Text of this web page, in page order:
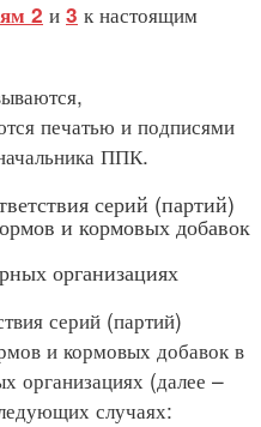
2 и 3 к настоящим
печатью и подписями
ППК.
серий (партий)
и кормовых добавок
организациях
серий (партий)
и кормовых добавок в
организациях (далее –
случаях: